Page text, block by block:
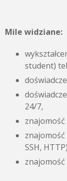
Mile widziane:
student)
24/7,
znajomość
SSH,
znajomość